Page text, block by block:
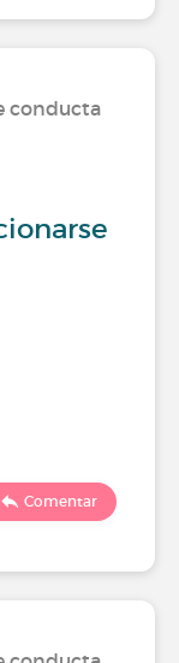
conducta
Comentar